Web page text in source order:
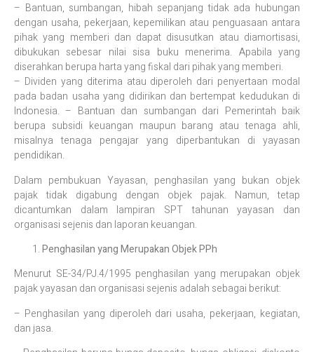
– Bantuan, sumbangan, hibah sepanjang tidak ada hubungan
dengan usaha, pekerjaan, kepemilikan atau penguasaan antara
pihak yang memberi dan dapat disusutkan atau diamortisasi,
dibukukan sebesar nilai sisa buku menerima. Apabila yang
diserahkan berupa harta yang fiskal dari pihak yang memberi.
– Dividen yang diterima atau diperoleh dari penyertaan modal
pada badan usaha yang didirikan dan bertempat kedudukan di
Indonesia. – Bantuan dan sumbangan dari Pemerintah baik
berupa subsidi keuangan maupun barang atau tenaga ahli,
misalnya tenaga pengajar yang diperbantukan di yayasan
pendidikan.
Dalam pembukuan Yayasan, penghasilan yang bukan objek
pajak tidak digabung dengan objek pajak. Namun, tetap
dicantumkan dalam lampiran SPT tahunan yayasan dan
organisasi sejenis dan laporan keuangan.
Penghasilan yang Merupakan Objek PPh
Menurut SE-34/PJ.4/1995 penghasilan yang merupakan objek
pajak yayasan dan organisasi sejenis adalah sebagai berikut:
– Penghasilan yang diperoleh dari usaha, pekerjaan, kegiatan,
dan jasa.